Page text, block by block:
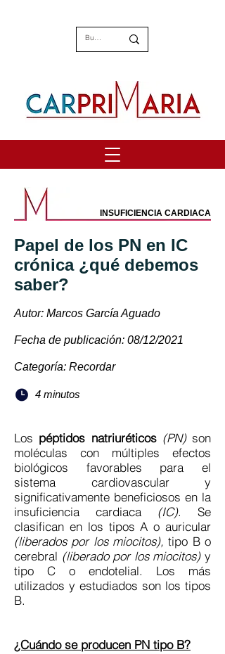
INSUFICIENCIA CARDIACA
Papel de los PN en IC
crónica ¿qué debemos
saber?
Autor: Marcos García Aguado
Fecha de publicación: 08/12/2021
Categoría: Recordar
4 minutos
Los péptidos natriuréticos (PN) son
moléculas con múltiples efectos
biológicos favorables para el
sistema cardiovascular y
significativamente beneficiosos en la
insuficiencia cardiaca (IC). Se
clasifican en los tipos A o auricular
(liberados por los miocitos), tipo B o
cerebral (liberado por los miocitos)y
tipo C o endotelial. Los más
utilizados y estudiados son los tipos
B.
¿Cuándo se producen PN tipo B?